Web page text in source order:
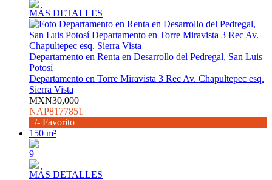
MÁS DETALLES
Departamento en Renta en Desarrollo del Pedregal, San Luis
Potosí
Departamento en Torre Miravista 3 Rec Av. Chapultepec esq.
Sierra Vista
MXN30,000
NAP8177851
+/- Favorito
150 m²
9
MÁS DETALLES